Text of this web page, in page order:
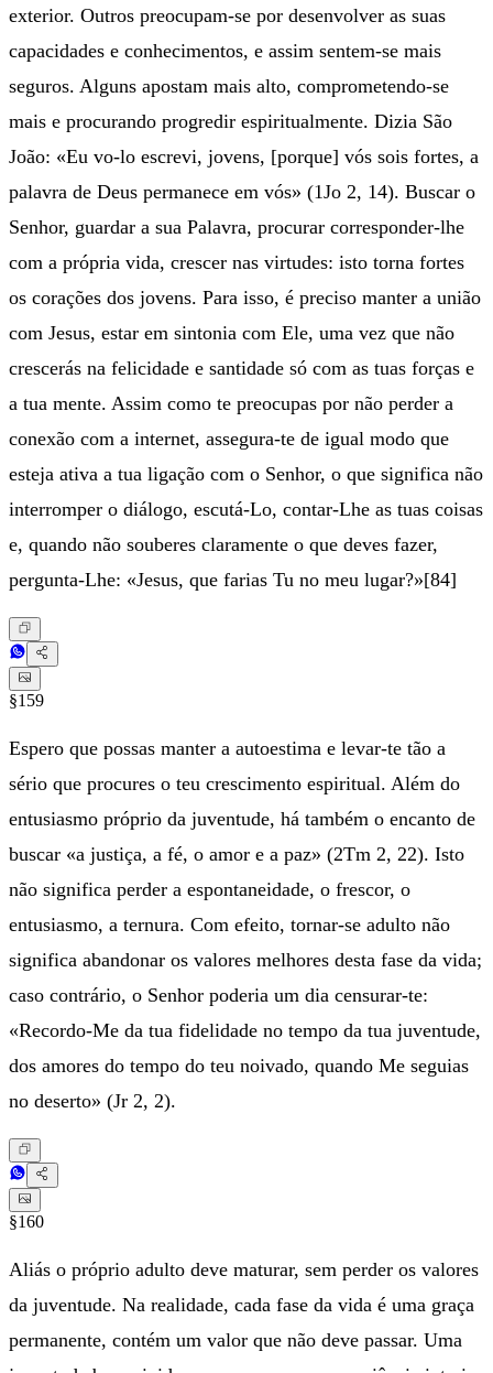
exterior. Outros preocupam-se por desenvolver as suas
capacidades e conhecimentos, e assim sentem-se mais
seguros. Alguns apostam mais alto, comprometendo-se
mais e procurando progredir espiritualmente. Dizia São
João: «Eu vo-lo escrevi, jovens, [porque] vós sois fortes, a
palavra de Deus permanece em vós» (1Jo 2, 14). Buscar o
Senhor, guardar a sua Palavra, procurar corresponder-lhe
com a própria vida, crescer nas virtudes: isto torna fortes
os corações dos jovens. Para isso, é preciso manter a união
com Jesus, estar em sintonia com Ele, uma vez que não
crescerás na felicidade e santidade só com as tuas forças e
a tua mente. Assim como te preocupas por não perder a
conexão com a internet, assegura-te de igual modo que
esteja ativa a tua ligação com o Senhor, o que significa não
interromper o diálogo, escutá-Lo, contar-Lhe as tuas coisas
e, quando não souberes claramente o que deves fazer,
pergunta-Lhe: «Jesus, que farias Tu no meu lugar?»[84]
§159
Espero que possas manter a autoestima e levar-te tão a
sério que procures o teu crescimento espiritual. Além do
entusiasmo próprio da juventude, há também o encanto de
buscar «a justiça, a fé, o amor e a paz» (2Tm 2, 22). Isto
não significa perder a espontaneidade, o frescor, o
entusiasmo, a ternura. Com efeito, tornar-se adulto não
significa abandonar os valores melhores desta fase da vida;
caso contrário, o Senhor poderia um dia censurar-te:
«Recordo-Me da tua fidelidade no tempo da tua juventude,
dos amores do tempo do teu noivado, quando Me seguias
no deserto» (Jr 2, 2).
§160
Aliás o próprio adulto deve maturar, sem perder os valores
da juventude. Na realidade, cada fase da vida é uma graça
permanente, contém um valor que não deve passar. Uma